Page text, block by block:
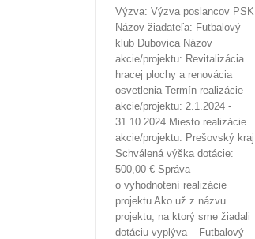
Výzva: Výzva poslancov PSK
Názov žiadateľa: Futbalový
klub Dubovica Názov
akcie/projektu: Revitalizácia
hracej plochy a renovácia
osvetlenia Termín realizácie
akcie/projektu: 2.1.2024 -
31.10.2024 Miesto realizácie
akcie/projektu: Prešovský kraj
Schválená výška dotácie:
500,00 € Správa
o vyhodnotení realizácie
projektu Ako už z názvu
projektu, na ktorý sme žiadali
dotáciu vyplýva – Futbalový